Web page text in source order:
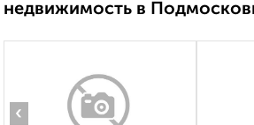
недвижимость в
‹